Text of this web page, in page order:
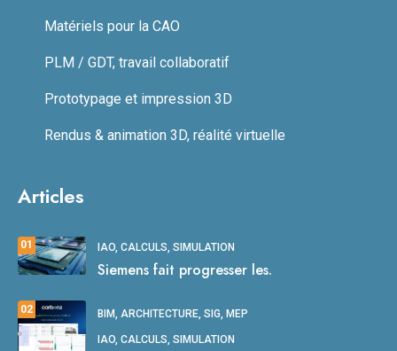
Matériels pour la CAO
PLM / GDT, travail collaboratif
Prototypage et impression 3D
Rendus & animation 3D, réalité virtuelle
Articles
01 IAO, CALCULS, SIMULATION
Siemens fait progresser les.
02 BIM, ARCHITECTURE, SIG, MEP
IAO, CALCULS, SIMULATION